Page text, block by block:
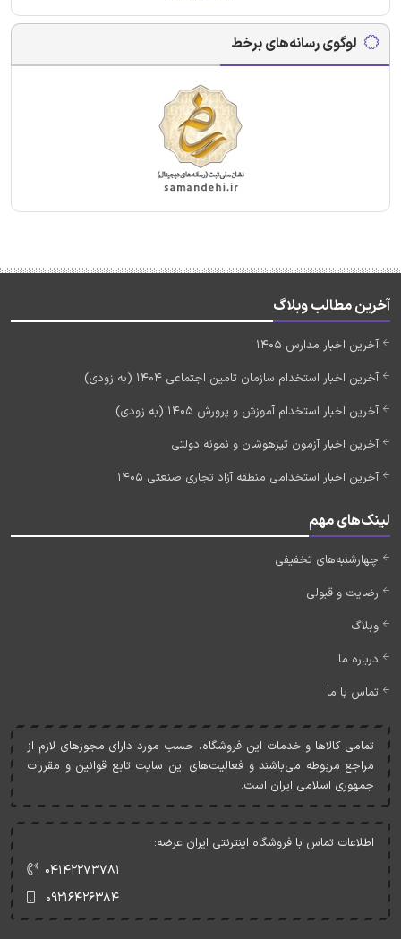
لوگوی رسانه‌های برخط
آخرین مطالب وبلاگ
آخرین اخبار مدارس 1405
آخرین اخبار استخدام سازمان تامین اجتماعی 1404 (به زودی)
آخرین اخبار استخدام آموزش و پرورش 1405 (به زودی)
آخرین اخبار آزمون تیزهوشان و نمونه دولتی
آخرین اخبار استخدامی منطقه آزاد تجاری صنعتی 1405
لینک‌های مهم
چهارشنبه‌های تخفیفی
رضایت و قبولی
وبلاگ
درباره ما
تماس با ما
تمامی کالاها و خدمات اين فروشگاه، حسب مورد دارای مجوزهای لازم از
مراجع مربوطه می‌باشند و فعاليت‌های اين سايت تابع قوانين و مقررات
جمهوری اسلامی ايران است.
اطلاعات تماس با فروشگاه اینترنتی ایران عرضه:
۰۴۱۴۲۲۷۳۷۸۱
۰۹۲۱۶۴۲۶۳۸۴